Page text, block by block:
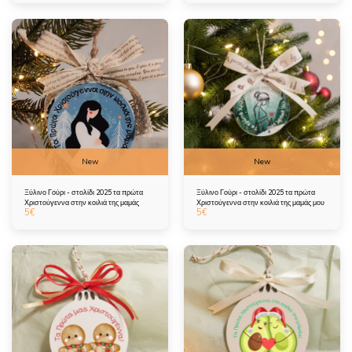
New
Ξύλινο Γούρι - στολίδι 2025 τα πρώτα
Χριστούγεννα στην κοιλιά της μαμάς
5€
New
Ξύλινο Γούρι - στολίδι 2025 τα πρώτα
Χριστούγεννα στην κοιλιά της μαμάς μου
5€